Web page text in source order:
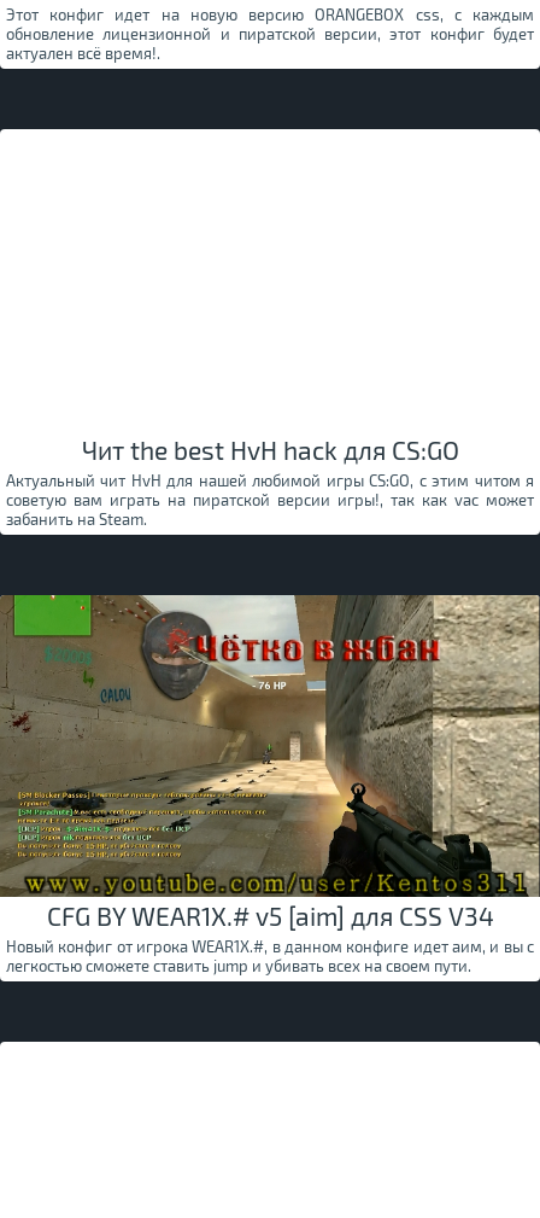
Этот конфиг идет на новую версию ORANGEBOX css, с каждым
обновление лицензионной и пиратской версии, этот конфиг будет
актуален всё время!.
Чит the best HvH hack для CS:GO
Актуальный чит HvH для нашей любимой игры CS:GO, с этим читом я
советую вам играть на пиратской версии игры!, так как vac может
забанить на Steam.
CFG BY WEAR1X.# v5 [aim] для CSS V34
Новый конфиг от игрока WEAR1X.#, в данном конфиге идет аим, и вы с
легкостью сможете ставить jump и убивать всех на своем пути.